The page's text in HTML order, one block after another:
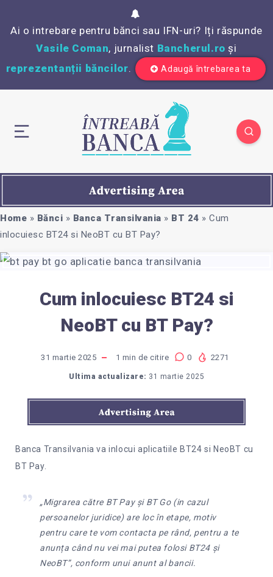
Ai o intrebare pentru bănci sau IFN-uri? Iți răspunde
Vasile Coman, jurnalist Bancherul.ro și
reprezentanții băncilor. Adaugă întrebarea ta
Home » Bănci » Banca Transilvania » BT 24 » Cum
inlocuiesc BT24 si NeoBT cu BT Pay?
Cum inlocuiesc BT24 si
NeoBT cu BT Pay?
31 martie 2025 1 min de citire 0 2271
Ultima actualizare: 31 martie 2025
Banca Transilvania va inlocui aplicatiile BT24 si NeoBT cu
BT Pay.
„Migrarea către BT Pay și BT Go (in cazul
persoanelor juridice) are loc în etape, motiv
pentru care te vom contacta pe rând, pentru a te
anunța când nu vei mai putea folosi BT24 și
NeoBT”, conform unui anunt al bancii.